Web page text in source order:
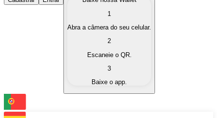
Compre as criptomoedas de seu interesse de forma
Converta suas criptomoedas em moeda fiduciária
Troque uma criptomoeda por outra
1
Abra a câmera do seu celular.
2
Escaneie o QR.
3
Baixe o app.